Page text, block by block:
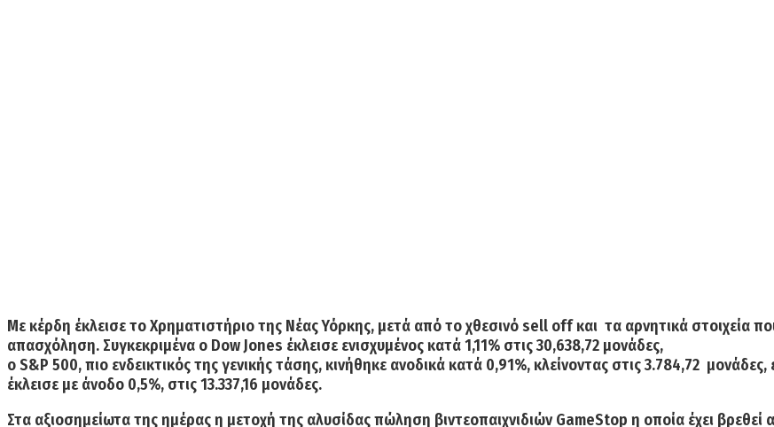
Με κέρδη έκλεισε το Χρηματιστήριο της Νέας Υόρκης, μετά από το χθεσινό sell off και τα αρνητικά στοιχεία
απασχόληση. Συγκεκριμένα ο Dow Jones έκλεισε ενισχυμένος κατά 1,11% στις 30,638,72 μονάδες,
ο S&P 500, πιο ενδεικτικός της γενικής τάσης, κινήθηκε ανοδικά κατά 0,91%, κλείνοντας στις 3.784,72
έκλεισε με άνοδο 0,5%, στις 13.337,16 μονάδες.
Στα αξιοσημείωτα της ημέρας η μετοχή της αλυσίδας πώληση βιντεοπαιχνιδιών GameStop η οποία έχει βρεθεί